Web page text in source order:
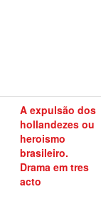
A expulsão dos
hollandezes ou
heroismo
brasileiro.
Drama em tres
acto